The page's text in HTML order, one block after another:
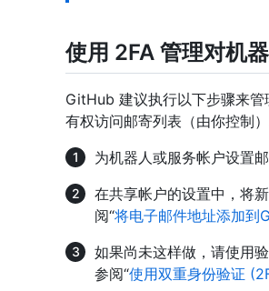
使用 2FA 管理对机
GitHub 建议执行以下步骤来
有权访问邮寄列表（由你控制
为机器人或服务帐户设置
在共享帐户的设置中，将
阅“将电子邮件地址添加到
如果尚未这样做，请使用
参阅“使用双重身份验证